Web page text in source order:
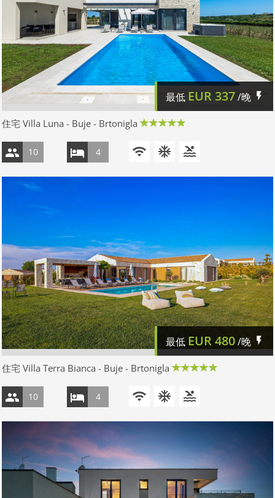
最低 EUR337/晚
住宅 Villa Luna - Buje - Brtonigla
10 4
最低 EUR480/晚
住宅 Villa Terra Bianca - Buje - Brtonigla
10 4